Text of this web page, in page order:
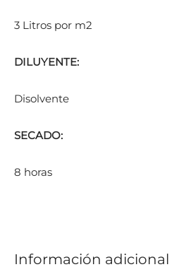
3 Litros por m2
DILUYENTE:
Disolvente
SECADO:
8 horas
Información adicional